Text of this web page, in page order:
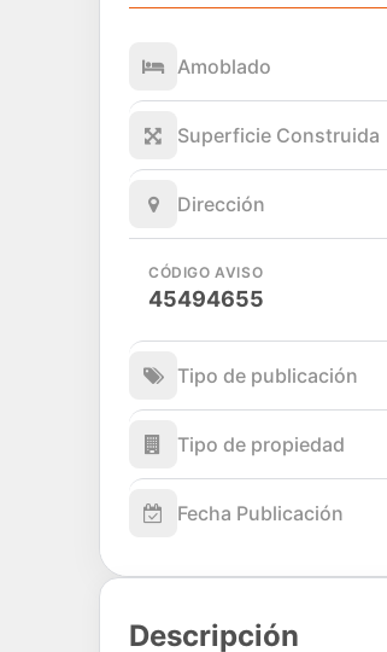
Amoblado
Superficie Construida
Dirección
CÓDIGO AVISO
45494655
Tipo de publicación
Tipo de propiedad
Fecha Publicación
Descripción